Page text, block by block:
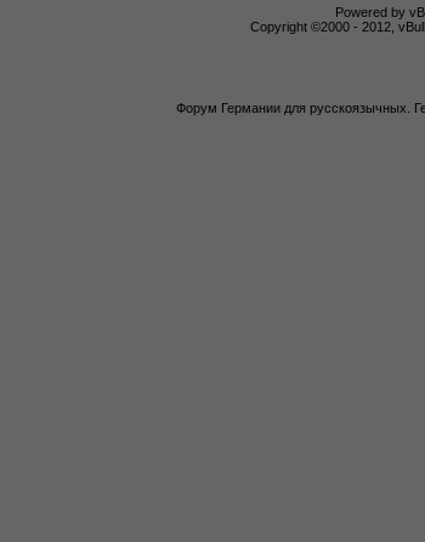
Powered by
Copyright ©2000 - 2012,
Форум Германии для русскоязычных.